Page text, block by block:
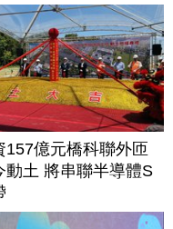
157億元橋科聯外匝
動土 將串聯半導體S